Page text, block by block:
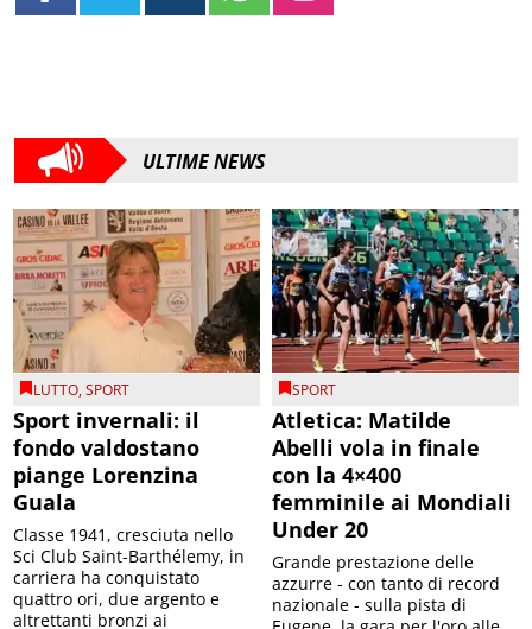
ULTIME NEWS
LUTTO,SPORT
Sport invernali: il
fondo valdostano
piange Lorenzina
Guala
Classe 1941, cresciuta nello
Sci Club Saint-Barthélemy, in
carriera ha conquistato
quattro ori, due argento e
altrettanti bronzi ai
SPORT
Atletica: Matilde
Abelli vola in finale
con la 4×400
femminile ai Mondiali
Under 20
Grande prestazione delle
azzurre - con tanto di record
nazionale - sulla pista di